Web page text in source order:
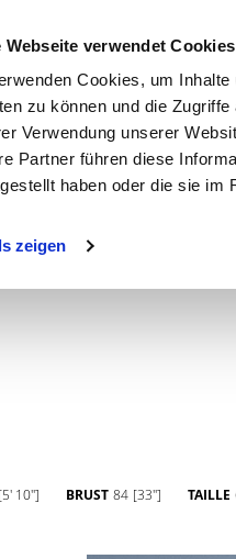
Webseite verwendet Cookies
Cookies, um
zu können und die
Verwendung unserer
Partner führen diese
haben oder die sie im
zeigen
[5' 10''] BRUST 84 [33''] TAILLE